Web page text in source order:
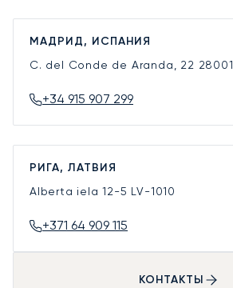
МАДРИД, ИСПАНИЯ
C. del Conde de Aranda, 22 28001
+34 915 907 299
РИГА, ЛАТВИЯ
Alberta iela 12-5 LV-1010
+371 64 909 115
КОНТАКТЫ